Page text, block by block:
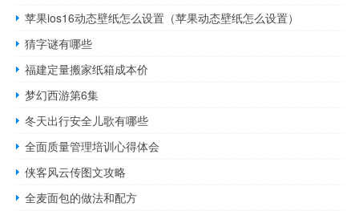
苹果ios16动态壁纸怎么设置（苹果动态壁纸怎么设置）
猜字谜有哪些
福建定量搬家纸箱成本价
梦幻西游第6集
冬天出行安全儿歌有哪些
全面质量管理培训心得体会
侠客风云传图文攻略
全麦面包的做法和配方